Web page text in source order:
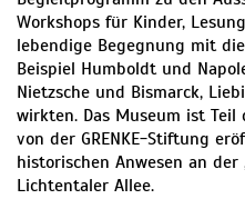
Workshops für Kinder,
lebendige Begegnung mit
Beispiel Humboldt und
Nietzsche und Bismarck,
wirkten. Das Museum ist
von der GRENKE-Stiftung
historischen Anwesen an der
Lichtentaler Allee.